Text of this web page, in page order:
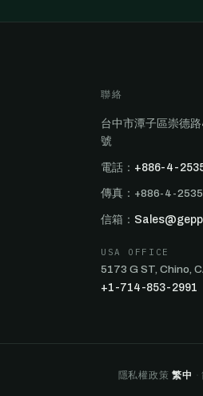
聯絡
台中市潭子區崇德
號
電話： +886-4-
傳真：+886-4-
信箱：
USA OFFICE
5173 G ST, Chino,
+1-714-853-2991
隱私權政策 繁中